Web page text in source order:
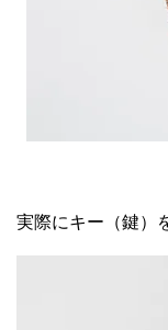
実際にキー（鍵）